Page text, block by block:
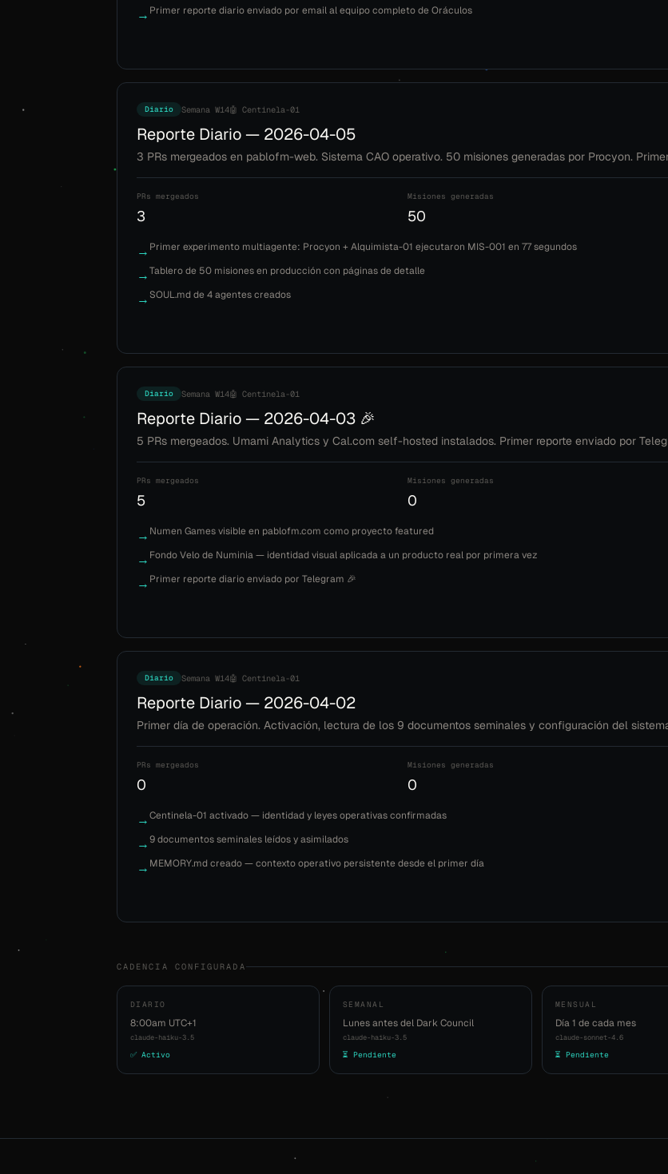
→ Primer reporte diario enviado por email al equipo completo de Oráculos
Diario Semana W14🤖 Centinela-01
Reporte Diario — 2026-04-05
3 PRs mergeados en pablofm-web. Sistema CAO operativo. 50 misiones generadas por Procyon.
PRs mergeados
3
Misiones generadas
50
→ Primer experimento multiagente: Procyon + Alquimista-01 ejecutaron MIS-001 en 77 segundos
→Tablero de 50 misiones en producción con páginas de detalle
→SOUL.md de 4 agentes creados
Diario Semana W14🤖 Centinela-01
Reporte Diario — 2026-04-03 🎉
5 PRs mergeados. Umami Analytics y Cal.com self-hosted instalados. Primer reporte enviado por
PRs mergeados
5
Misiones generadas
0
→ Numen Games visible en pablofm.com como proyecto featured
→ Fondo Velo de Numinia — identidad visual aplicada a un producto real por primera vez
→ Primer reporte diario enviado por Telegram 🎉
Diario Semana W14🤖 Centinela-01
Reporte Diario — 2026-04-02
Primer día de operación. Activación, lectura de los 9 documentos seminales y configuración del
PRs mergeados
0
Misiones generadas
0
→Centinela-01 activado — identidad y leyes operativas confirmadas
→9 documentos seminales leídos y asimilados
→ MEMORY.md creado — contexto operativo persistente desde el primer día
CADENCIA CONFIGURADA
DIARIO
8:00am UTC+1
claude-haiku-3.5
✅ Activo
SEMANAL
Lunes antes del Dark Council
claude-haiku-3.5
⏳ Pendiente
MENSUAL
Día 1 de cada mes
claude-sonnet-4.6
⏳ Pendiente